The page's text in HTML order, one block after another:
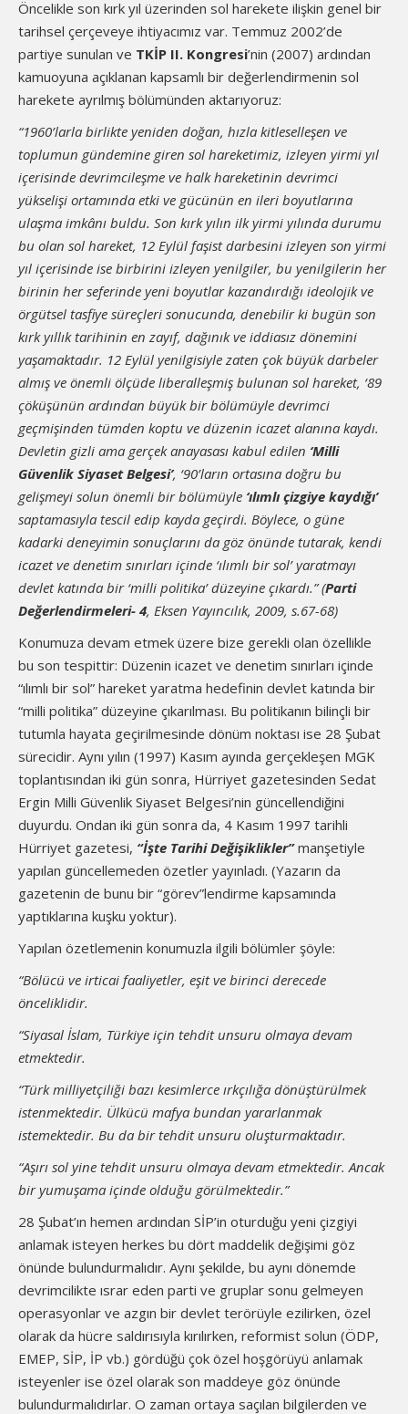
Öncelikle son kırk yıl üzerinden sol harekete ilişkin genel bir
tarihsel çerçeveye ihtiyacımız var. Temmuz 2002’de
partiye sunulan ve TKİP II. Kongresi’nin (2007) ardından
kamuoyuna açıklanan kapsamlı bir değerlendirmenin sol
harekete ayrılmış bölümünden aktarıyoruz:
“1960’larla birlikte yeniden doğan, hızla kitleselleşen ve
toplumun gündemine giren sol hareketimiz, izleyen yirmi yıl
içerisinde devrimcileşme ve halk hareketinin devrimci
yükselişi ortamında etki ve gücünün en ileri boyutlarına
ulaşma imkânı buldu. Son kırk yılın ilk yirmi yılında durumu
bu olan sol hareket, 12 Eylül faşist darbesini izleyen son yirmi
yıl içerisinde ise birbirini izleyen yenilgiler, bu yenilgilerin her
birinin her seferinde yeni boyutlar kazandırdığı ideolojik ve
örgütsel tasfiye süreçleri sonucunda, denebilir ki bugün son
kırk yıllık tarihinin en zayıf, dağınık ve iddiasız dönemini
yaşamaktadır. 12 Eylül yenilgisiyle zaten çok büyük darbeler
almış ve önemli ölçüde liberalleşmiş bulunan sol hareket, ‘89
çöküşünün ardından büyük bir bölümüyle devrimci
geçmişinden tümden koptu ve düzenin icazet alanına kaydı.
Devletin gizli ama gerçek anayasası kabul edilen ‘Milli
Güvenlik Siyaset Belgesi’, ‘90’ların ortasına doğru bu
gelişmeyi solun önemli bir bölümüyle ‘ılımlı çizgiye kaydığı’
saptamasıyla tescil edip kayda geçirdi. Böylece, o güne
kadarki deneyimin sonuçlarını da göz önünde tutarak, kendi
icazet ve denetim sınırları içinde ‘ılımlı bir sol’ yaratmayı
devlet katında bir ‘milli politika’ düzeyine çıkardı.” (Parti
Değerlendirmeleri- 4, Eksen Yayıncılık, 2009, s.67-68)
Konumuza devam etmek üzere bize gerekli olan özellikle
bu son tespittir: Düzenin icazet ve denetim sınırları içinde
“ılımlı bir sol” hareket yaratma hedefinin devlet katında bir
“milli politika” düzeyine çıkarılması. Bu politikanın bilinçli bir
tutumla hayata geçirilmesinde dönüm noktası ise 28 Şubat
sürecidir. Aynı yılın (1997) Kasım ayında gerçekleşen MGK
toplantısından iki gün sonra, Hürriyet gazetesinden Sedat
Ergin Milli Güvenlik Siyaset Belgesi’nin güncellendiğini
duyurdu. Ondan iki gün sonra da, 4 Kasım 1997 tarihli
Hürriyet gazetesi, “İşte Tarihi Değişiklikler”manşetiyle
yapılan güncellemeden özetler yayınladı. (Yazarın da
gazetenin de bunu bir “görev”lendirme kapsamında
yaptıklarına kuşku yoktur).
Yapılan özetlemenin konumuzla ilgili bölümler şöyle:
“Bölücü ve irticai faaliyetler, eşit ve birinci derecede
önceliklidir.
“Siyasal İslam, Türkiye için tehdit unsuru olmaya devam
etmektedir.
“Türk milliyetçiliği bazı kesimlerce ırkçılığa dönüştürülmek
istenmektedir. Ülkücü mafya bundan yararlanmak
istemektedir. Bu da bir tehdit unsuru oluşturmaktadır.
“Aşırı sol yine tehdit unsuru olmaya devam etmektedir. Ancak
bir yumuşama içinde olduğu görülmektedir.”
28 Şubat’ın hemen ardından SİP’in oturduğu yeni çizgiyi
anlamak isteyen herkes bu dört maddelik değişimi göz
önünde bulundurmalıdır. Aynı şekilde, bu aynı dönemde
devrimcilikte ısrar eden parti ve gruplar sonu gelmeyen
operasyonlar ve azgın bir devlet terörüyle ezilirken, özel
olarak da hücre saldırısıyla kırılırken, reformist solun (ÖDP,
EMEP, SİP, İP vb.) gördüğü çok özel hoşgörüyü anlamak
isteyenler ise özel olarak son maddeye göz önünde
bulundurmalıdırlar. O zaman ortaya saçılan bilgilerden ve